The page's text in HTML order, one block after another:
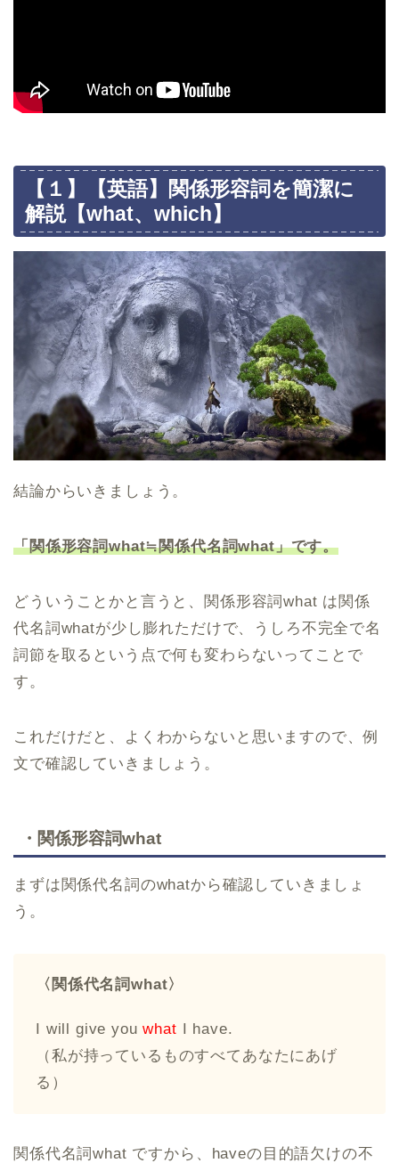
【１】【英語】関係形容詞を簡潔に
解説【what、which】
結論からいきましょう。
「関係形容詞what≒関係代名詞what」です。
どういうことかと言うと、関係形容詞what は関係
代名詞whatが少し膨れただけで、うしろ不完全で名
詞節を取るという点で何も変わらないってことで
す。
これだけだと、よくわからないと思いますので、例
文で確認していきましょう。
・関係形容詞what
まずは関係代名詞のwhatから確認していきましょ
う。
〈関係代名詞what〉
I will give youwhat I have.
（私が持っているものすべてあなたにあげ
る）
関係代名詞what ですから、haveの目的語欠けの不